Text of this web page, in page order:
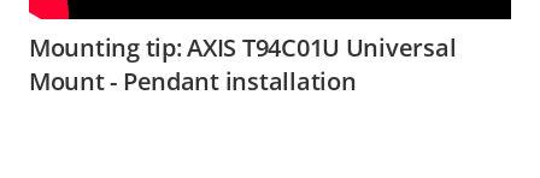
Mounting tip: AXIS T94C01U Universal
Mount - Pendant installation